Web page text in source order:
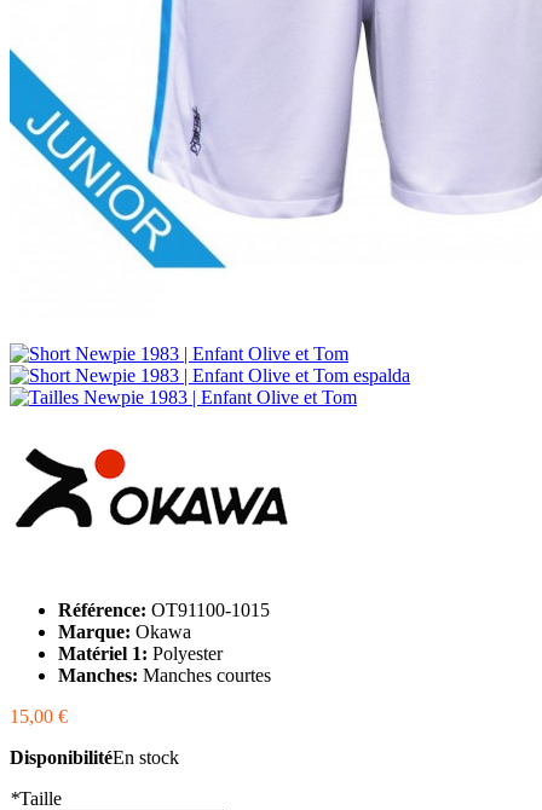
Référence: OT91100-1015
Marque: Okawa
Matériel 1: Polyester
Manches: Manches courtes
15,00 €
DisponibilitéEn stock
*Taille